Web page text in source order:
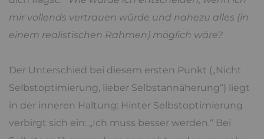
mir vollends vertrauen würde und nahezu alles (in
einem realistischen Rahmen) möglich wäre?
Der Unterschied bei diesem ersten Punkt („Nicht
Selbstoptimierung, lieber Selbstannäherung“) liegt
in der inneren Haltung: Hinter Selbstoptimierung
verbirgt sich ein: „Ich muss besser werden.“ Bei